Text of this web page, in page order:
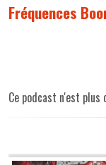
Fréquences
Ce podcast n'est